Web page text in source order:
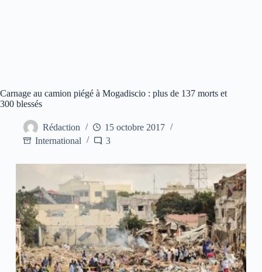
Carnage au camion piégé à Mogadiscio : plus de 137 morts et
300 blessés
Rédaction
15 octobre 2017
International
3